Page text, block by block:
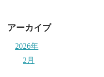
アーカイブ
2026年
2月